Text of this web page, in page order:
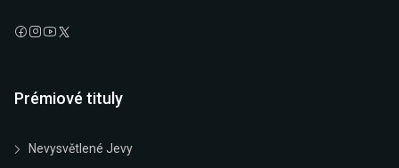
Prémiové tituly
Nevysvětlené Jevy